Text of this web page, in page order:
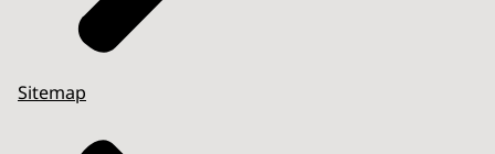
Sitemap